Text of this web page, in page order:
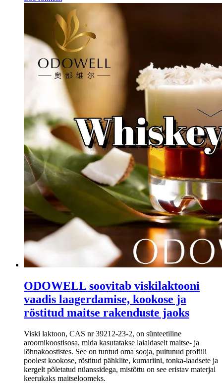
​ODOWELL soovitab viskilaktooni
vaadis laagerdamise, kookose ja
röstitud maitse rakenduste jaoks
Viski laktoon, CAS nr 39212-23-2, on sünteetiline
aroomikoostisosa, mida kasutatakse laialdaselt maitse- ja
lõhnakoostistes. See on tuntud oma sooja, puitunud profiili
poolest kookose, röstitud pähklite, kumariini, tonka-laadsete ja
kergelt põletatud nüanssidega, mistõttu on see eristav materjal
keerukaks maitseloomeks.